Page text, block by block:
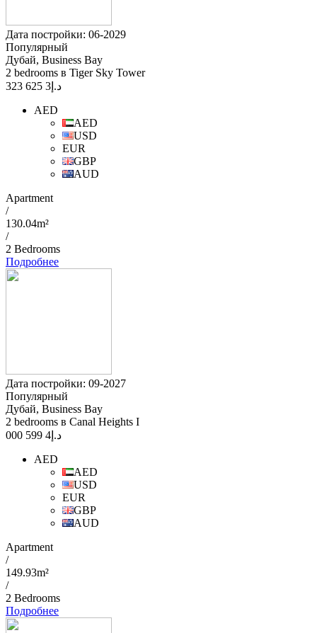
Дата постройки: 06-2029
Популярный
Дубай, Business Bay
2 bedrooms в Tiger Sky Tower
د.إ 3 625 323
AED
AED
USD
EUR
GBP
AUD
Apartment
/
130.04m²
/
2 Bedrooms
Подробнее
Дата постройки: 09-2027
Популярный
Дубай, Business Bay
2 bedrooms в Canal Heights I
د.إ 4 599 000
AED
AED
USD
EUR
GBP
AUD
Apartment
/
149.93m²
/
2 Bedrooms
Подробнее